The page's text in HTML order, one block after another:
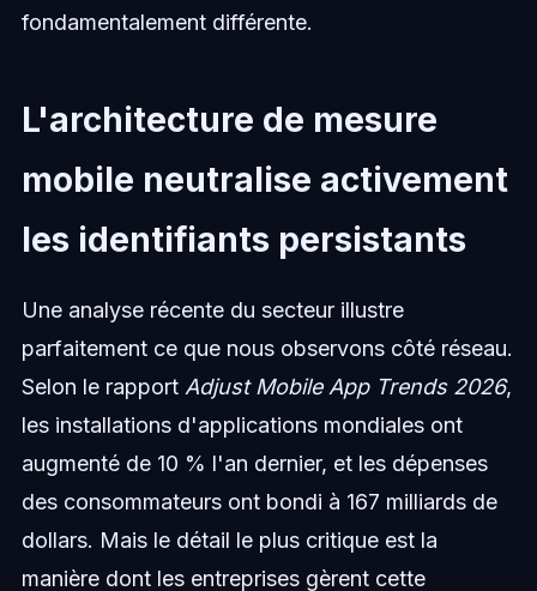
fondamentalement différente.
L'architecture de mesure
mobile neutralise activement
les identifiants persistants
Une analyse récente du secteur illustre
parfaitement ce que nous observons côté réseau.
Selon le rapport Adjust Mobile App Trends 2026,
les installations d'applications mondiales ont
augmenté de 10 % l'an dernier, et les dépenses
des consommateurs ont bondi à 167 milliards de
dollars. Mais le détail le plus critique est la
manière dont les entreprises gèrent cette